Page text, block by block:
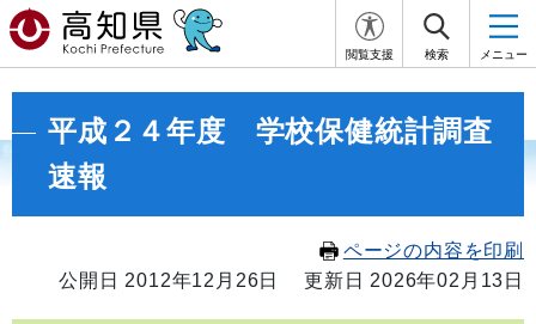
閲覧支援 検索 メニュー
平成２４年度 学校保健統計調査
速報
ページの内容を印刷
公開日 2012年12月26日
更新日 2026年02月13日